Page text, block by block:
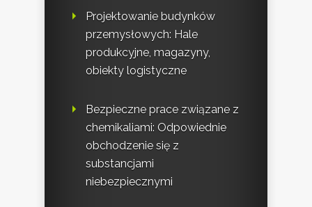
Projektowanie budynków
przemysłowych: Hale
produkcyjne, magazyny,
obiekty logistyczne
Bezpieczne prace związane z
chemikaliami: Odpowiednie
obchodzenie się z
substancjami
niebezpiecznymi